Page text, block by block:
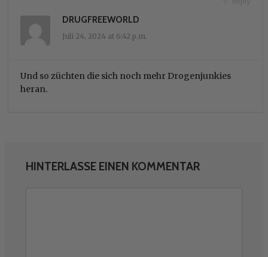
DRUGFREEWORLD
Juli 24, 2024 at 6:42 p.m.
Und so züchten die sich noch mehr Drogenjunkies
heran.
HINTERLASSE EINEN KOMMENTAR